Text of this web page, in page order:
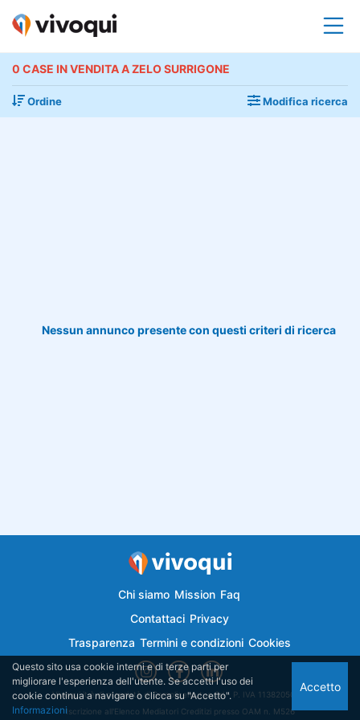
0 CASE IN VENDITA A ZELO SURRIGONE
Ordine Modifica ricerca
Nessun annunco presente con questi criteri di ricerca
Chi siamo Mission Faq
Contattaci Privacy
Trasparenza Termini e condizioni Cookies
Vivoqui.it è di proprietà di Semplicemutuo Srl - P. IVA 11382050018
Iscrizione all'Elenco Mediatori Creditizi presso OAM n. M526
Questo sito usa cookie interni e di terze parti per
migliorare l'esperienza dell'utente. Se accetti l'uso dei
cookie continua a navigare o clicca su "Accetto".
Informazioni
Accetto